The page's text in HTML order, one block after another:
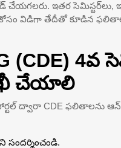
ఇతర సెమిస్టర్‌లు,
కోసం విడిగా తేదీతో కూడిన
4వ
చేయాలి
ద్వారా CDE ఫలితాలను